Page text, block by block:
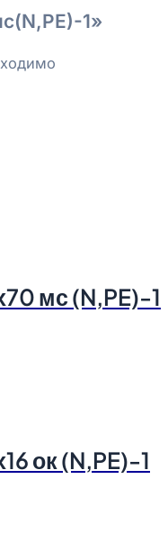
1»
мс (N,PE)-1
ок (N,PE)-1